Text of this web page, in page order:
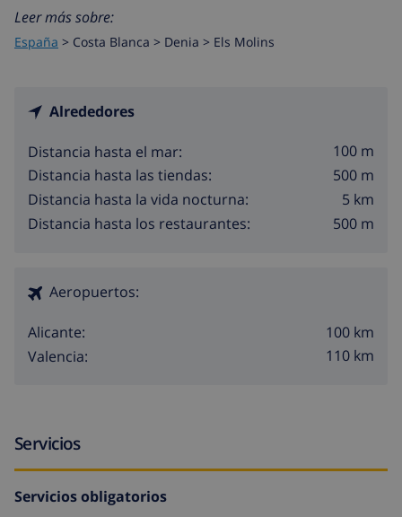
Leer más sobre:
España > Costa Blanca > Denia > Els Molins
Alrededores
Distancia hasta el mar:
100 m
Distancia hasta las tiendas:
500 m
Distancia hasta la vida nocturna:
5 km
Distancia hasta los restaurantes:
500 m
Aeropuertos:
Alicante:
100 km
Valencia:
110 km
Servicios
Servicios obligatorios